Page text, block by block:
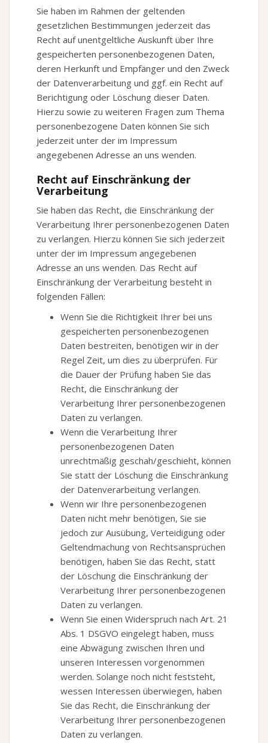
Sie haben im Rahmen der geltenden
gesetzlichen Bestimmungen jederzeit das
Recht auf unentgeltliche Auskunft über Ihre
gespeicherten personenbezogenen Daten,
deren Herkunft und Empfänger und den Zweck
der Datenverarbeitung und ggf. ein Recht auf
Berichtigung oder Löschung dieser Daten.
Hierzu sowie zu weiteren Fragen zum Thema
personenbezogene Daten können Sie sich
jederzeit unter der im Impressum
angegebenen Adresse an uns wenden.
Recht auf Einschränkung der
Verarbeitung
Sie haben das Recht, die Einschränkung der
Verarbeitung Ihrer personenbezogenen Daten
zu verlangen. Hierzu können Sie sich jederzeit
unter der im Impressum angegebenen
Adresse an uns wenden. Das Recht auf
Einschränkung der Verarbeitung besteht in
folgenden Fällen:
Wenn Sie die Richtigkeit Ihrer bei uns
gespeicherten personenbezogenen
Daten bestreiten, benötigen wir in der
Regel Zeit, um dies zu überprüfen. Für
die Dauer der Prüfung haben Sie das
Recht, die Einschränkung der
Verarbeitung Ihrer personenbezogenen
Daten zu verlangen.
Wenn die Verarbeitung Ihrer
personenbezogenen Daten
unrechtmäßig geschah/geschieht, können
Sie statt der Löschung die Einschränkung
der Datenverarbeitung verlangen.
Wenn wir Ihre personenbezogenen
Daten nicht mehr benötigen, Sie sie
jedoch zur Ausübung, Verteidigung oder
Geltendmachung von Rechtsansprüchen
benötigen, haben Sie das Recht, statt
der Löschung die Einschränkung der
Verarbeitung Ihrer personenbezogenen
Daten zu verlangen.
Wenn Sie einen Widerspruch nach Art. 21
Abs. 1 DSGVO eingelegt haben, muss
eine Abwägung zwischen Ihren und
unseren Interessen vorgenommen
werden. Solange noch nicht feststeht,
wessen Interessen überwiegen, haben
Sie das Recht, die Einschränkung der
Verarbeitung Ihrer personenbezogenen
Daten zu verlangen.